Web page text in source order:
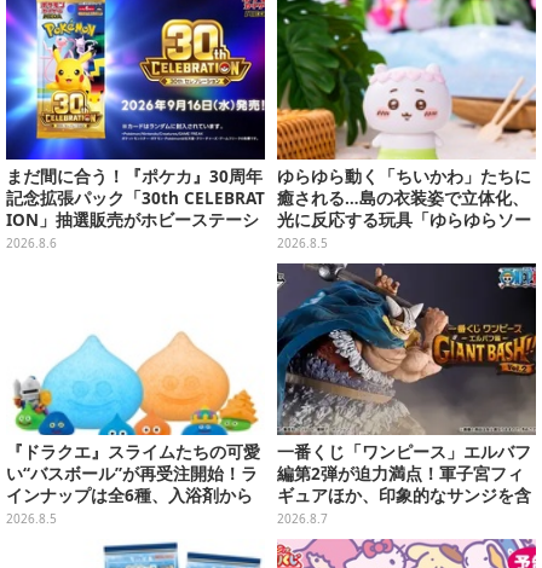
まだ間に合う！『ポケカ』30周年
記念拡張パック「30th CELEBRAT
ION」抽選販売がホビーステーシ
ョンで実施中、8月6日まで
2026.8.6
ゆらゆら動く「ちいかわ」たちに
癒される…島の衣装姿で立体化、
光に反応する玩具「ゆらゆらソー
ラー」全8種が全国アミューズメ
ント施設にて展開
2026.8.5
『ドラクエ』スライムたちの可愛
い“バスボール”が再受注開始！ラ
インナップは全6種、入浴剤から
モンスターのフィギュアが出てく
2026.8.5
一番くじ「ワンピース」エルバフ
編第2弾が迫力満点！軍子宮フィ
ギュアほか、印象的なサンジを含
む“手配書”ポスターなどにも注目
2026.8.7